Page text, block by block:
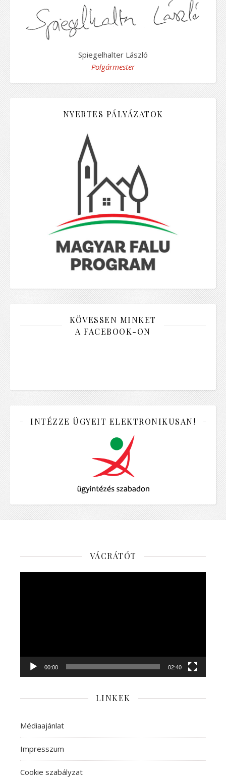
Spiegelhalter László
Polgármester
NYERTES PÁLYÁZATOK
KÖVESSEN MINKET
A FACEBOOK-ON
INTÉZZE ÜGYEIT ELEKTRONIKUSAN!
VÁCRÁTÓT
00:00 02:40
LINKEK
Médiaajánlat
Impresszum
Cookie szabályzat